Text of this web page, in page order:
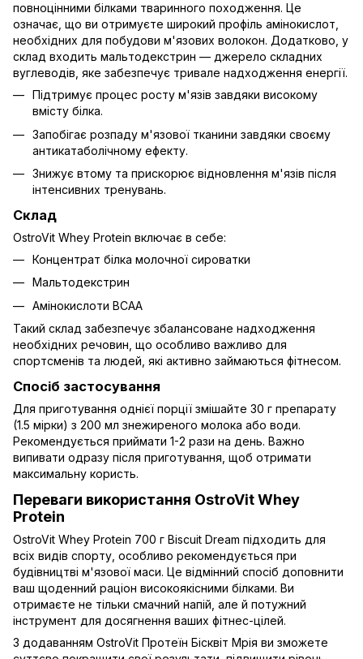
повноцінними білками тваринного походження. Це
означає, що ви отримуєте широкий профіль амінокислот,
необхідних для побудови м'язових волокон. Додатково, у
склад входить мальтодекстрин — джерело складних
вуглеводів, яке забезпечує тривале надходження енергії.
Підтримує процес росту м'язів завдяки високому
вмісту білка.
Запобігає розпаду м'язової тканини завдяки своєму
антикатаболічному ефекту.
Знижує втому та прискорює відновлення м'язів після
інтенсивних тренувань.
Склад
OstroVit Whey Protein включає в себе:
Концентрат білка молочної сироватки
Мальтодекстрин
Амінокислоти BCAA
Такий склад забезпечує збалансоване надходження
необхідних речовин, що особливо важливо для
спортсменів та людей, які активно займаються фітнесом.
Спосіб застосування
Для приготування однієї порції змішайте 30 г препарату
(1.5 мірки) з 200 мл знежиреного молока або води.
Рекомендується приймати 1-2 рази на день. Важно
випивати одразу після приготування, щоб отримати
максимальну користь.
Переваги використання OstroVit Whey
Protein
OstroVit Whey Protein 700 г Biscuit Dream підходить для
всіх видів спорту, особливо рекомендується при
будівництві м'язової маси. Це відмінний спосіб доповнити
ваш щоденний раціон високоякісними білками. Ви
отримаєте не тільки смачний напій, але й потужний
інструмент для досягнення ваших фітнес-цілей.
З додаванням OstroVit Протеїн Бісквіт Мрія ви зможете